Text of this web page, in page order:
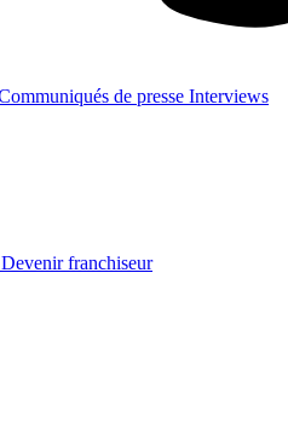
de presse Interviews
Devenir franchiseur